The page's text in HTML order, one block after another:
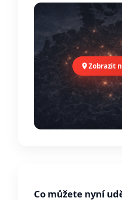
Zobrazit
Co můžete nyní